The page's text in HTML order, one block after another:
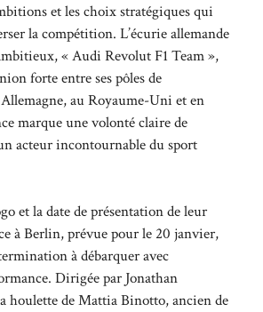
et les choix stratégiques qui
la compétition. L’écurie allemande
« Audi Revolut F1 Team »,
forte entre ses pôles de
au Royaume-Uni et en
marque une volonté claire de
acteur incontournable du sport
et la date de présentation de leur
à Berlin, prévue pour le 20 janvier,
à débarquer avec
Dirigée par Jonathan
houlette de Mattia Binotto, ancien de